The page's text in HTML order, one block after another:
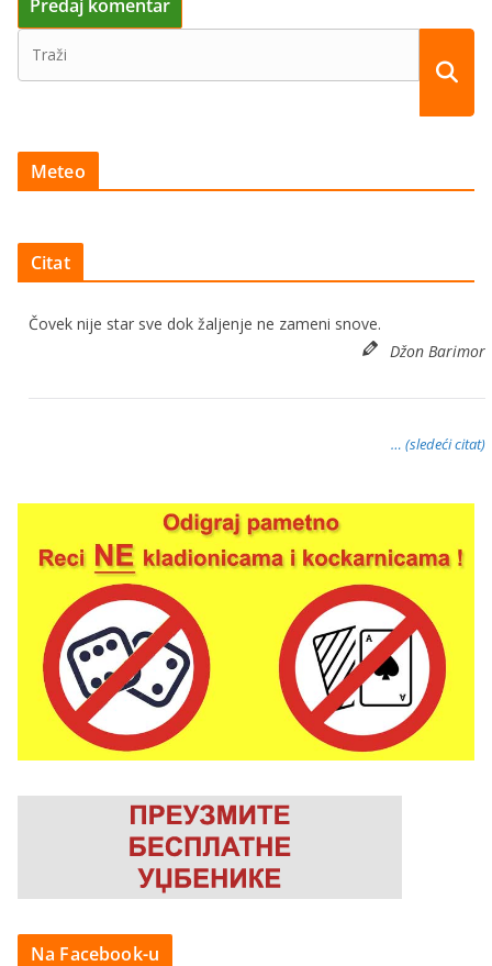
Meteo
Citat
Čovek nije star sve dok žaljenje ne zameni snove.
Džon Barimor
… (sledeći citat)
Na Facebook-u